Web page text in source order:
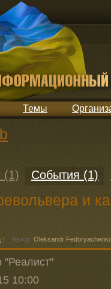
Темы
(1) События (1)
и
| Автор: Oleksandr
"Реалист"
10:00